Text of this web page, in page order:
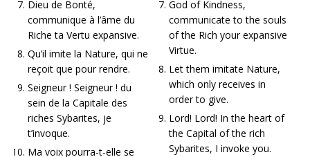
Dieu de Bonté,
communique à l’âme du
Riche ta Vertu expansive.
Qu’il imite la Nature, qui ne
reçoit que pour rendre.
Seigneur ! Seigneur ! du
sein de la Capitale des
riches Sybarites, je
t’invoque.
Ma voix pourra-t-elle se
God of Kindness,
communicate to the souls
of the Rich your expansive
Virtue.
Let them imitate Nature,
which only receives in
order to give.
Lord! Lord! In the heart of
the Capital of the rich
Sybarites, I invoke you.